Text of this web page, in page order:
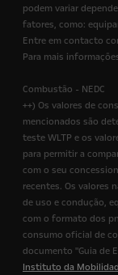
podem variar
fatores, como:
Entre em contacto
Para mais
Combustão - NEDC
++) Os valores de
mencionados são
teste WLTP e os
para permitir a
com o seu
recentes. Os valores
de uso e condução,
com o formato dos
consumo oficial de
documento "Guia de
Instituto da